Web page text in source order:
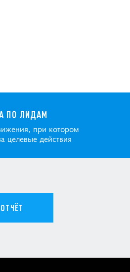
ПО ЛИДАМ
при котором
целевые действия